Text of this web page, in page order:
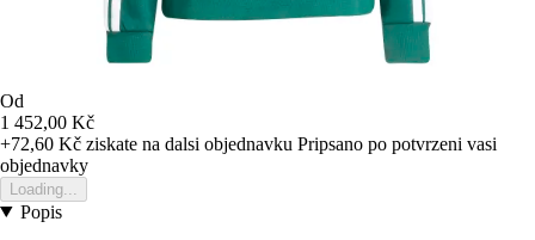
Od
1 452,00 Kč
+72,60 Kč ziskate na dalsi objednavku Pripsano po potvrzeni vasi
objednavky
Loading...
Popis